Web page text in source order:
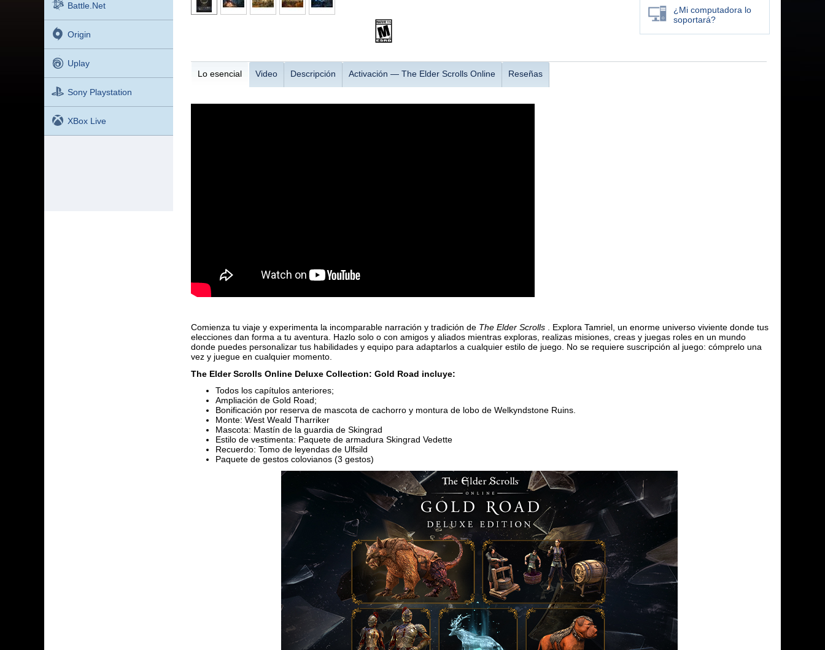
Battle.net
Origin
Uplay
Sony Playstation
XBox Live
¿Mi computadora lo
soportará?
Lo esencial Video Descripción Activación — The Elder Scrolls Online Reseñas
Comienza tu viaje y experimenta la incomparable narración y tradición de The Elder Scrolls. Explora Tamriel, un enorme universo viviente donde tus
elecciones dan forma a tu aventura. Hazlo solo o con amigos y aliados mientras exploras, realizas misiones, creas y juegas roles en un mundo
donde puedes personalizar tus habilidades y equipo para adaptarlos a cualquier estilo de juego. No se requiere suscripción al juego: cómprelo una
vez y juegue en cualquier momento.
The Elder Scrolls Online Deluxe Collection: Gold Road incluye:
Todos los capítulos anteriores;
Ampliación de Gold Road;
Bonificación por reserva de mascota de cachorro y montura de lobo de Welkyndstone Ruins.
Monte: West Weald Tharriker
Mascota: Mastín de la guardia de Skingrad
Estilo de vestimenta: Paquete de armadura Skingrad Vedette
Recuerdo: Tomo de leyendas de Ulfsild
Paquete de gestos colovianos (3 gestos)